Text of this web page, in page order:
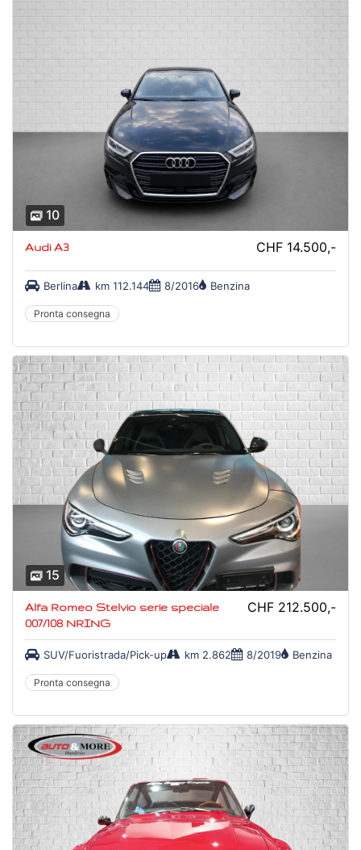
10
Audi A3 CHF 14.500,-
Berlina km 112.144 8/2016 Benzina
Pronta consegna
15
Alfa Romeo Stelvio serie speciale
007/108 NRING
CHF 212.500,-
SUV/Fuoristrada/Pick-up km 2.862 8/2019 Benzina
Pronta consegna